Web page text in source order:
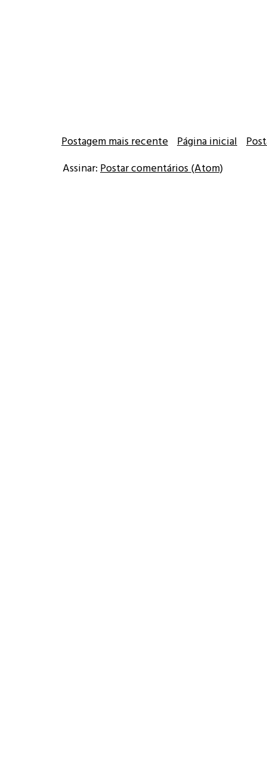
Postagem mais recente Página inicial
Assinar: Postar comentários (Atom)